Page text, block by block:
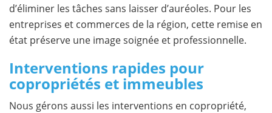
d’éliminer les tâches sans laisser d’auréoles. Pour les
entreprises et commerces de la région, cette remise en
état préserve une image soignée et professionnelle.
Interventions rapides pour
copropriétés et immeubles
Nous gérons aussi les interventions en copropriété,